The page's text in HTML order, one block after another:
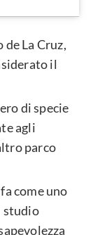
La Cruz,
il
di specie
agli
parco
come uno
studio